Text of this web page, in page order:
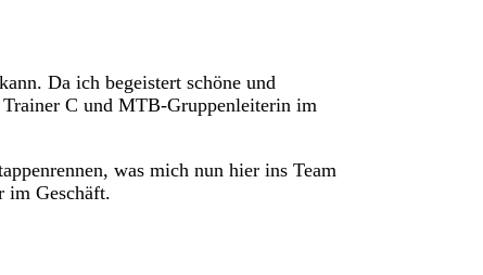
Da ich begeistert schöne und
Trainer C und MTB-Gruppenleiterin im
was mich nun hier ins Team
im Geschäft.